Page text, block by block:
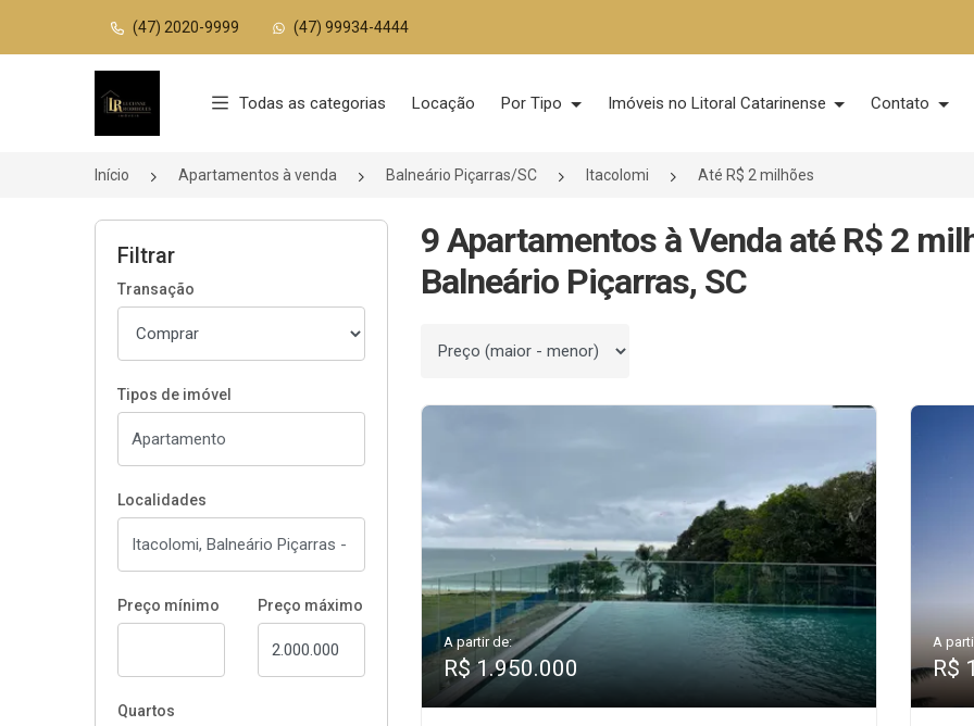
(47) 2020-9999 (47) 99934-4444
Página inicial
Todas as categorias Locação Por Tipo Imóveis no Litoral Catarinense Contato
Início Apartamentos à venda Balneário Piçarras/SC Itacolomi Até R$ 2 milhões
Filtrar
Transação
Tipos de imóvel
Localidades
Preço mínimo Preço máximo
Quartos
9 Apartamentos à Venda até R$ 2
Balneário Piçarras, SC
Ordenar por
A partir de:
R$ 1.950.000
A
R$